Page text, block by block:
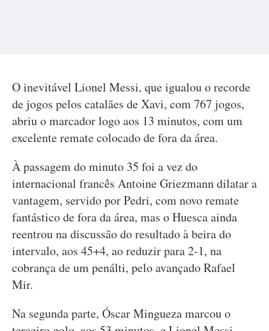
O inevitável Lionel Messi, que igualou o recorde
de jogos pelos catalães de Xavi, com 767 jogos,
abriu o marcador logo aos 13 minutos, com um
excelente remate colocado de fora da área.
À passagem do minuto 35 foi a vez do
internacional francês Antoine Griezmann dilatar a
vantagem, servido por Pedri, com novo remate
fantástico de fora da área, mas o Huesca ainda
reentrou na discussão do resultado à beira do
intervalo, aos 45+4, ao reduzir para 2-1, na
cobrança de um penálti, pelo avançado Rafael
Mir.
Na segunda parte, Óscar Mingueza marcou o